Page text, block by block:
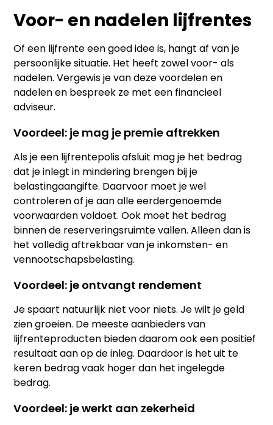
Voor- en nadelen lijfrentes
Of een lijfrente een goed idee is, hangt af van je
persoonlijke situatie. Het heeft zowel voor- als
nadelen. Vergewis je van deze voordelen en
nadelen en bespreek ze met een financieel
adviseur.
Voordeel: je mag je premie aftrekken
Als je een lijfrentepolis afsluit mag je het bedrag
dat je inlegt in mindering brengen bij je
belastingaangifte. Daarvoor moet je wel
controleren of je aan alle eerdergenoemde
voorwaarden voldoet. Ook moet het bedrag
binnen de reserveringsruimte vallen. Alleen dan is
het volledig aftrekbaar van je inkomsten- en
vennootschapsbelasting.
Voordeel: je ontvangt rendement
Je spaart natuurlijk niet voor niets. Je wilt je geld
zien groeien. De meeste aanbieders van
lijfrenteproducten bieden daarom ook een positief
resultaat aan op de inleg. Daardoor is het uit te
keren bedrag vaak hoger dan het ingelegde
bedrag.
Voordeel: je werkt aan zekerheid